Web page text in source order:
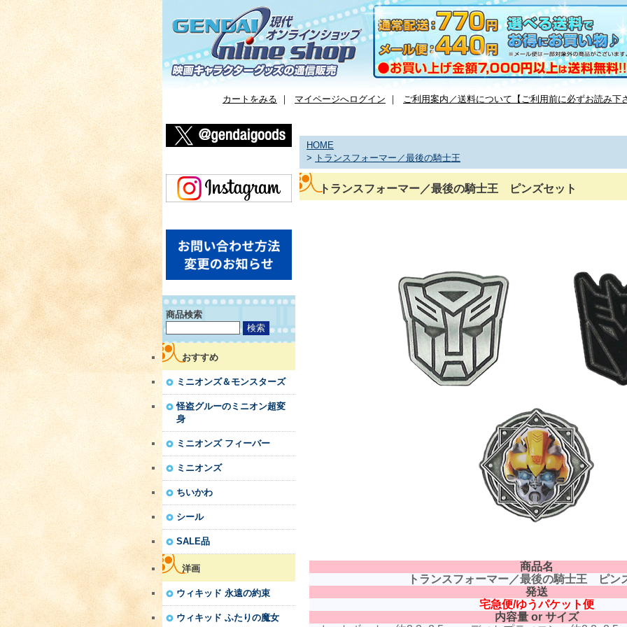
カートをみる ｜ マイページへログイン ｜ ご利用案内／送料について【ご利用前に必ずお読み下
商品検索
おすすめ
ミニオンズ＆モンスターズ
怪盗グルーのミニオン超変
身
ミニオンズ フィーバー
ミニオンズ
ちいかわ
シール
SALE品
洋画
ウィキッド 永遠の約束
ウィキッド ふたりの魔女
HOME
> トランスフォーマー／最後の騎士王
トランスフォーマー／最後の騎士王 ピンズセット
商品名
トランスフォーマー／最後の騎士王 ピン
発送
宅急便/ゆうパケット便
内容量 or サイズ